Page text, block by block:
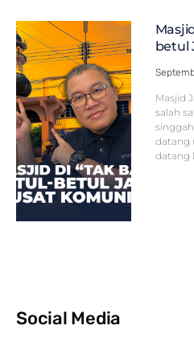
betul
Masjid
salah
datang
datang
Social Media